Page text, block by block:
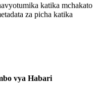
katika mchakato
za picha katika
vya Habari